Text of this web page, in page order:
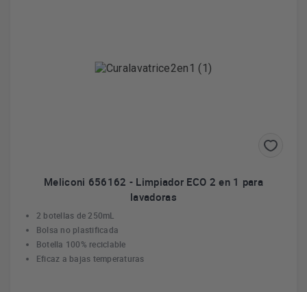
Meliconi 656162 - Limpiador ECO 2 en 1 para
lavadoras
2 botellas de 250mL
Bolsa no plastificada
Botella 100% reciclable
Eficaz a bajas temperaturas